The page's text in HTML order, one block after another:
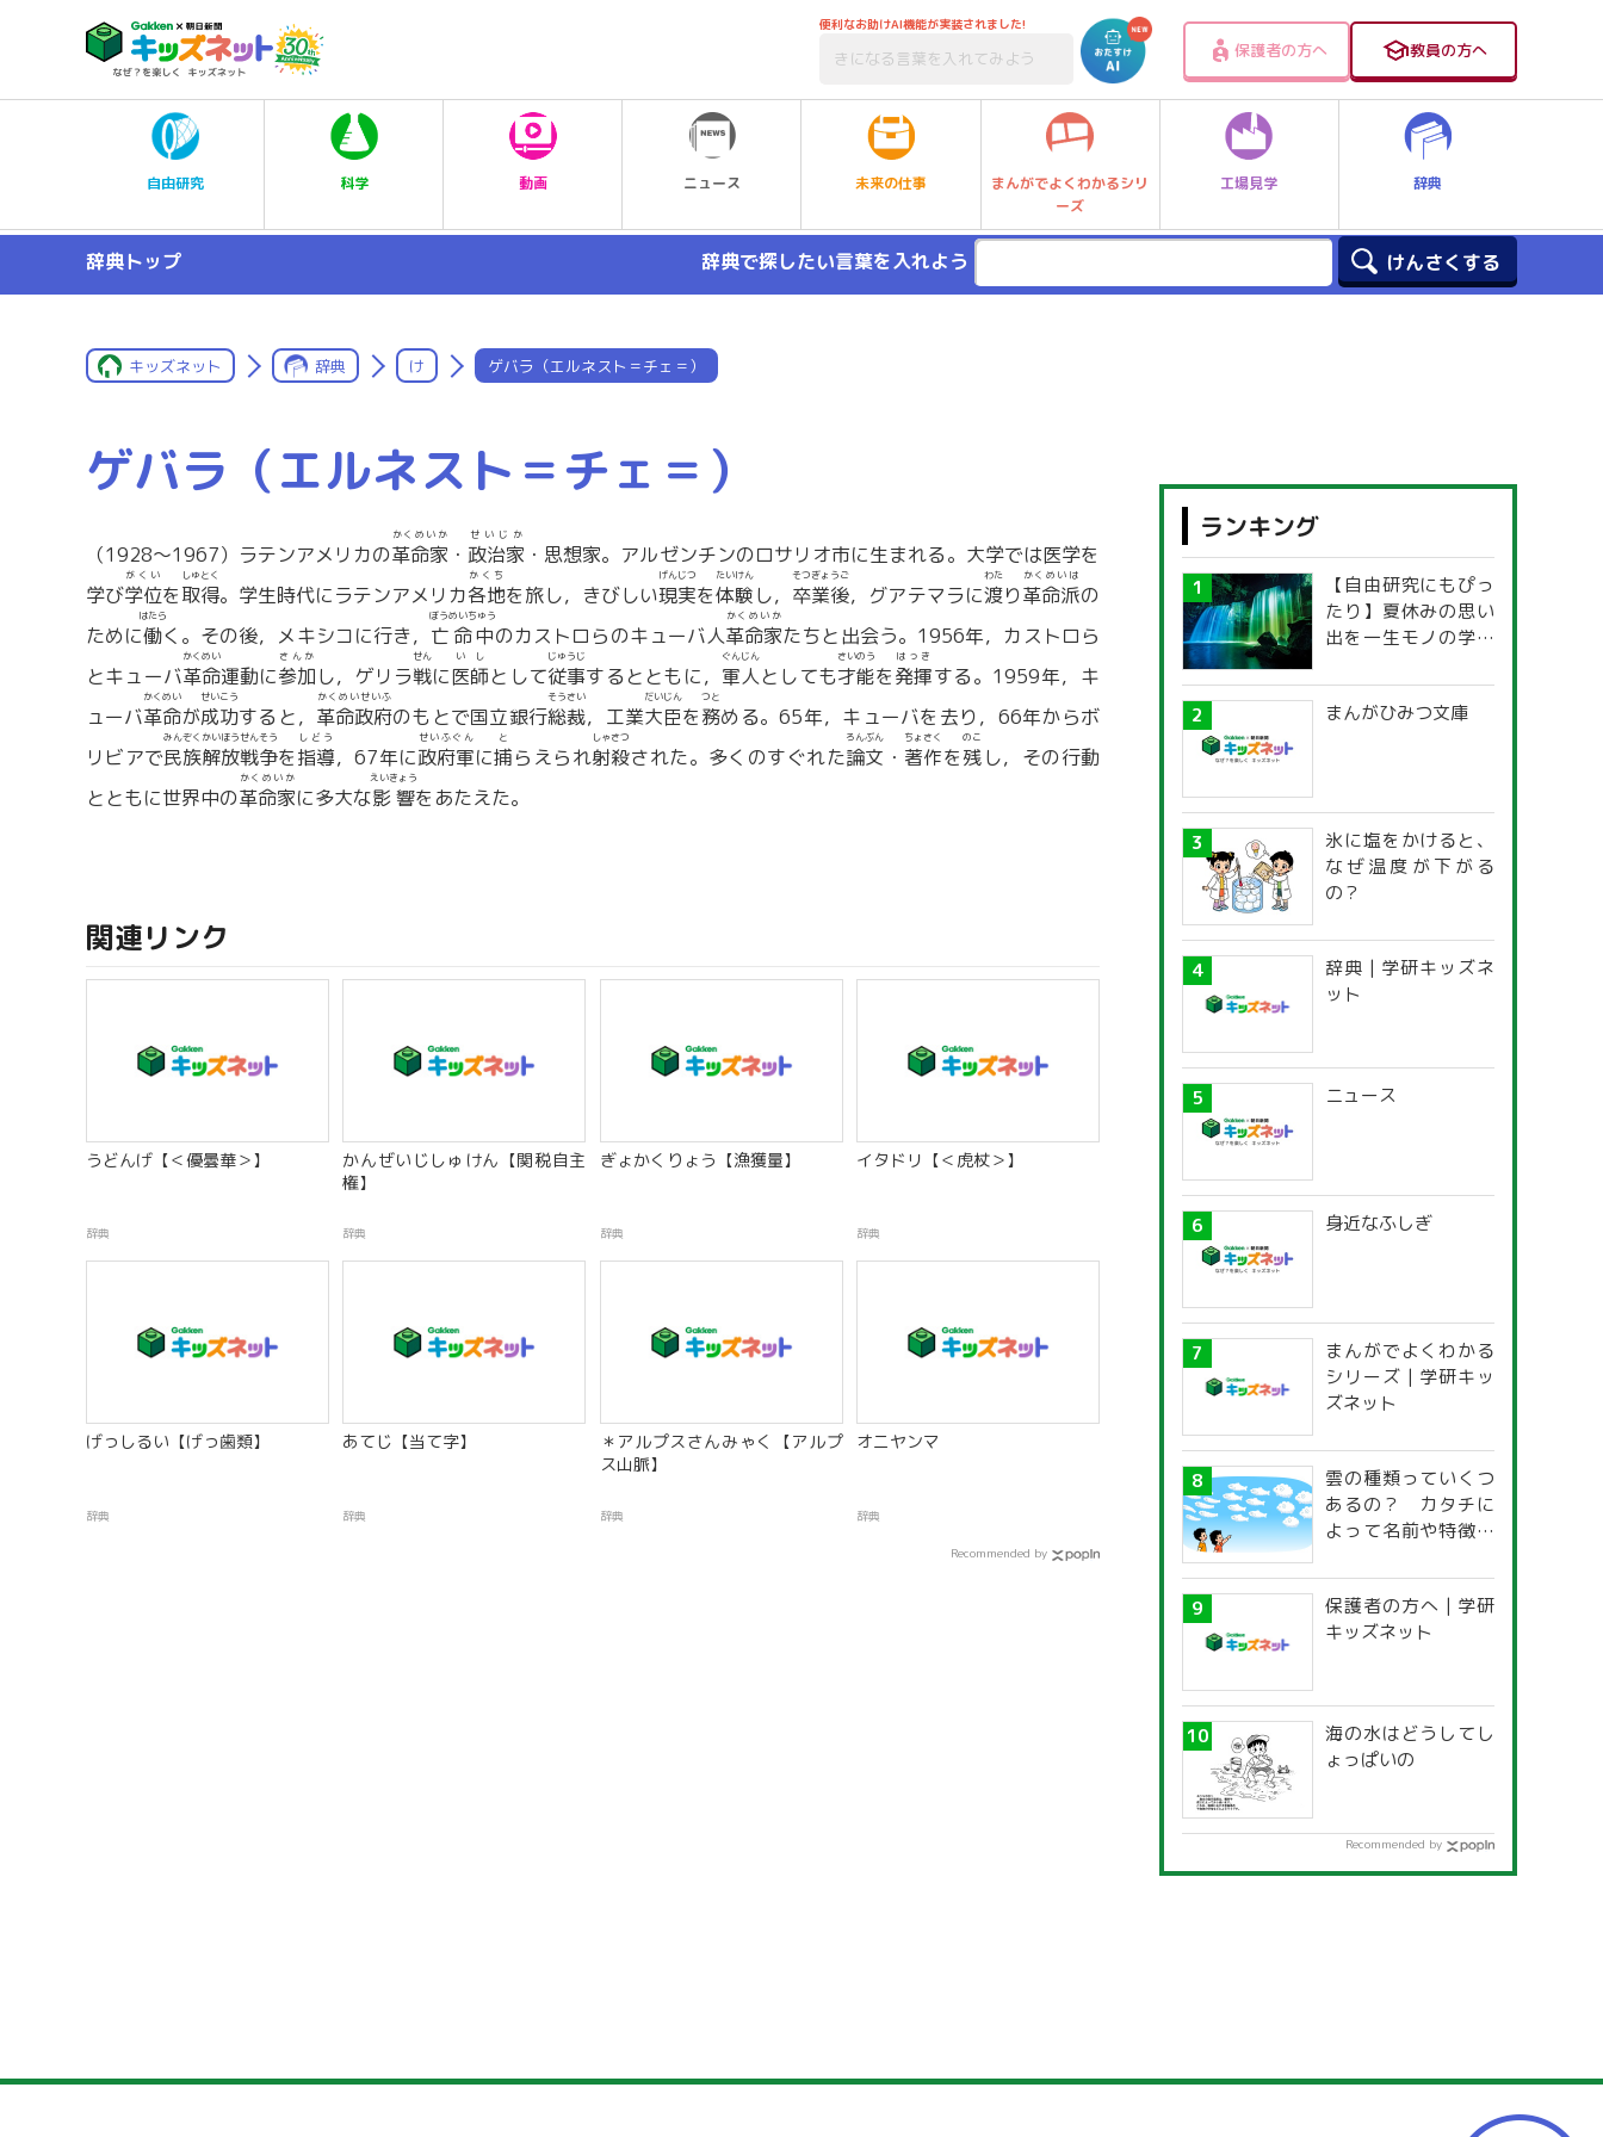
便利なお助けAI機能が実装されました!
保護者の方へ 教員の方へ
自由研究 科学 動画 ニュース 未来の仕事
まんがでよくわかるシリ
ーズ
工場見学 辞典
辞典トップ 辞典で探したい言葉を入れよう
キッズネット 辞典 け ゲバラ（エルネスト＝チェ＝）
ゲバラ（エルネスト＝チェ＝）
（1928〜1967）ラテンアメリカの革命家
かくめいか
・ 政治家
せいじか
・思想家。アルゼンチンのロサリオ市に生まれる。大学では医学を
学び学位
がくい
を取得
しゅとく
。学生時代にラテンアメリカ各地
かくち
を旅し，きびしい現実
げんじつ
を体験
たいけん
し， 卒業後
そつぎょうご
，グアテマラに渡
わた
り革命派
かくめいは
の
ために働
はたら
く。その後，メキシコに行き， 亡命中
ぼうめいちゅう
のカストロらのキューバ人革命家
かくめいか
たちと出会う。1956年，カストロら
とキューバ革命
かくめい
運動に参加
さんか
し，ゲリラ戦
せん
に医師
いし
として従事
じゅうじ
するとともに， 軍人
ぐんじん
としても才能
さいのう
を発揮
はっき
する。1959年，キ
ューバ革命
かくめい
が成功
せいこう
すると， 革命政府
かくめいせいふ
のもとで国立銀行総裁
そうさい
，工業大臣
だいじん
を務
つと
める。65年，キューバを去り，66年からボ
リビアで民族解放戦争
みんぞくかいほうせんそう
を指導
しどう
，67年に政府軍
せいふぐん
に捕
と
らえられ射殺
しゃさつ
された。多くのすぐれた論文
ろんぶん
・ 著作
ちょさく
を残
のこ
し，その行動
とともに世界中の革命家
かくめいか
に多大な影響
えいきょう
をあたえた。
関連リンク
うどんげ【＜優曇華＞】
辞典
かんぜいじしゅけん【関税自主
権】
辞典
ぎょかくりょう【漁獲量】
辞典
イタドリ【＜虎杖＞】
辞典
げっしるい【げっ歯類】
辞典
あてじ【当て字】
辞典
＊アルプスさんみゃく【アルプ
ス山脈】
辞典
オニヤンマ
辞典
Recommended by
ランキング
【自由研究にもぴっ
たり】夏休みの思い
出を一生モノの学び
探究ガイド
まんがひみつ文庫
氷に塩をかけると、
なぜ温度が下がる
の？
辞典 | 学研キッズネ
ット
ニュース
身近なふしぎ
まんがでよくわかる
シリーズ | 学研キッ
ズネット
雲の種類っていくつ
あるの？ カタチに
よって名前や特徴が
保護者の方へ | 学研
キッズネット
海の水はどうしてし
ょっぱいの
Recommended by